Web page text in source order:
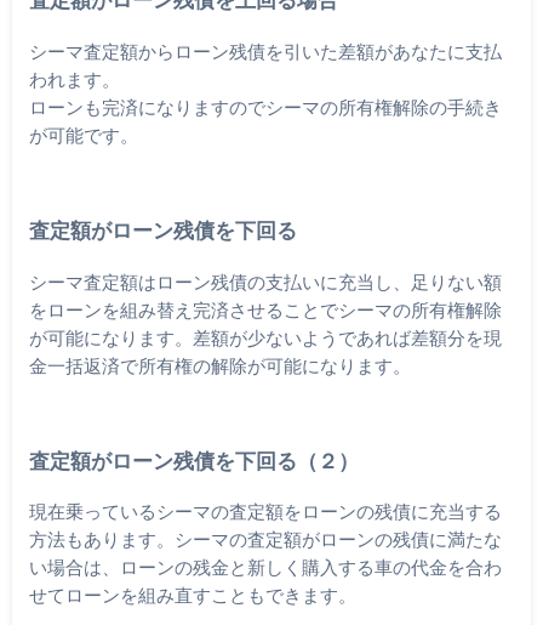
シーマ査定額からローン残債を引いた差額があなたに支払
われます。
ローンも完済になりますのでシーマの所有権解除の手続き
が可能です。
査定額がローン残債を下回る
シーマ査定額はローン残債の支払いに充当し、足りない額
をローンを組み替え完済させることでシーマの所有権解除
が可能になります。差額が少ないようであれば差額分を現
金一括返済で所有権の解除が可能になります。
査定額がローン残債を下回る（２）
現在乗っているシーマの査定額をローンの残債に充当する
方法もあります。シーマの査定額がローンの残債に満たな
い場合は、ローンの残金と新しく購入する車の代金を合わ
せてローンを組み直すこともできます。